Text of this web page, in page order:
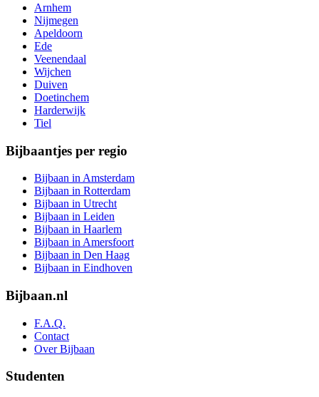
Arnhem
Nijmegen
Apeldoorn
Ede
Veenendaal
Wijchen
Duiven
Doetinchem
Harderwijk
Tiel
Bijbaantjes per regio
Bijbaan in Amsterdam
Bijbaan in Rotterdam
Bijbaan in Utrecht
Bijbaan in Leiden
Bijbaan in Haarlem
Bijbaan in Amersfoort
Bijbaan in Den Haag
Bijbaan in Eindhoven
Bijbaan.nl
F.A.Q.
Contact
Over Bijbaan
Studenten